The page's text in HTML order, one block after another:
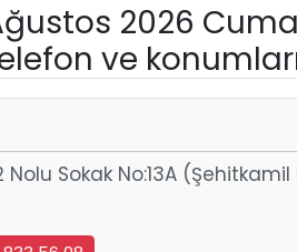
2026
ve
Nolu Sokak No:13A